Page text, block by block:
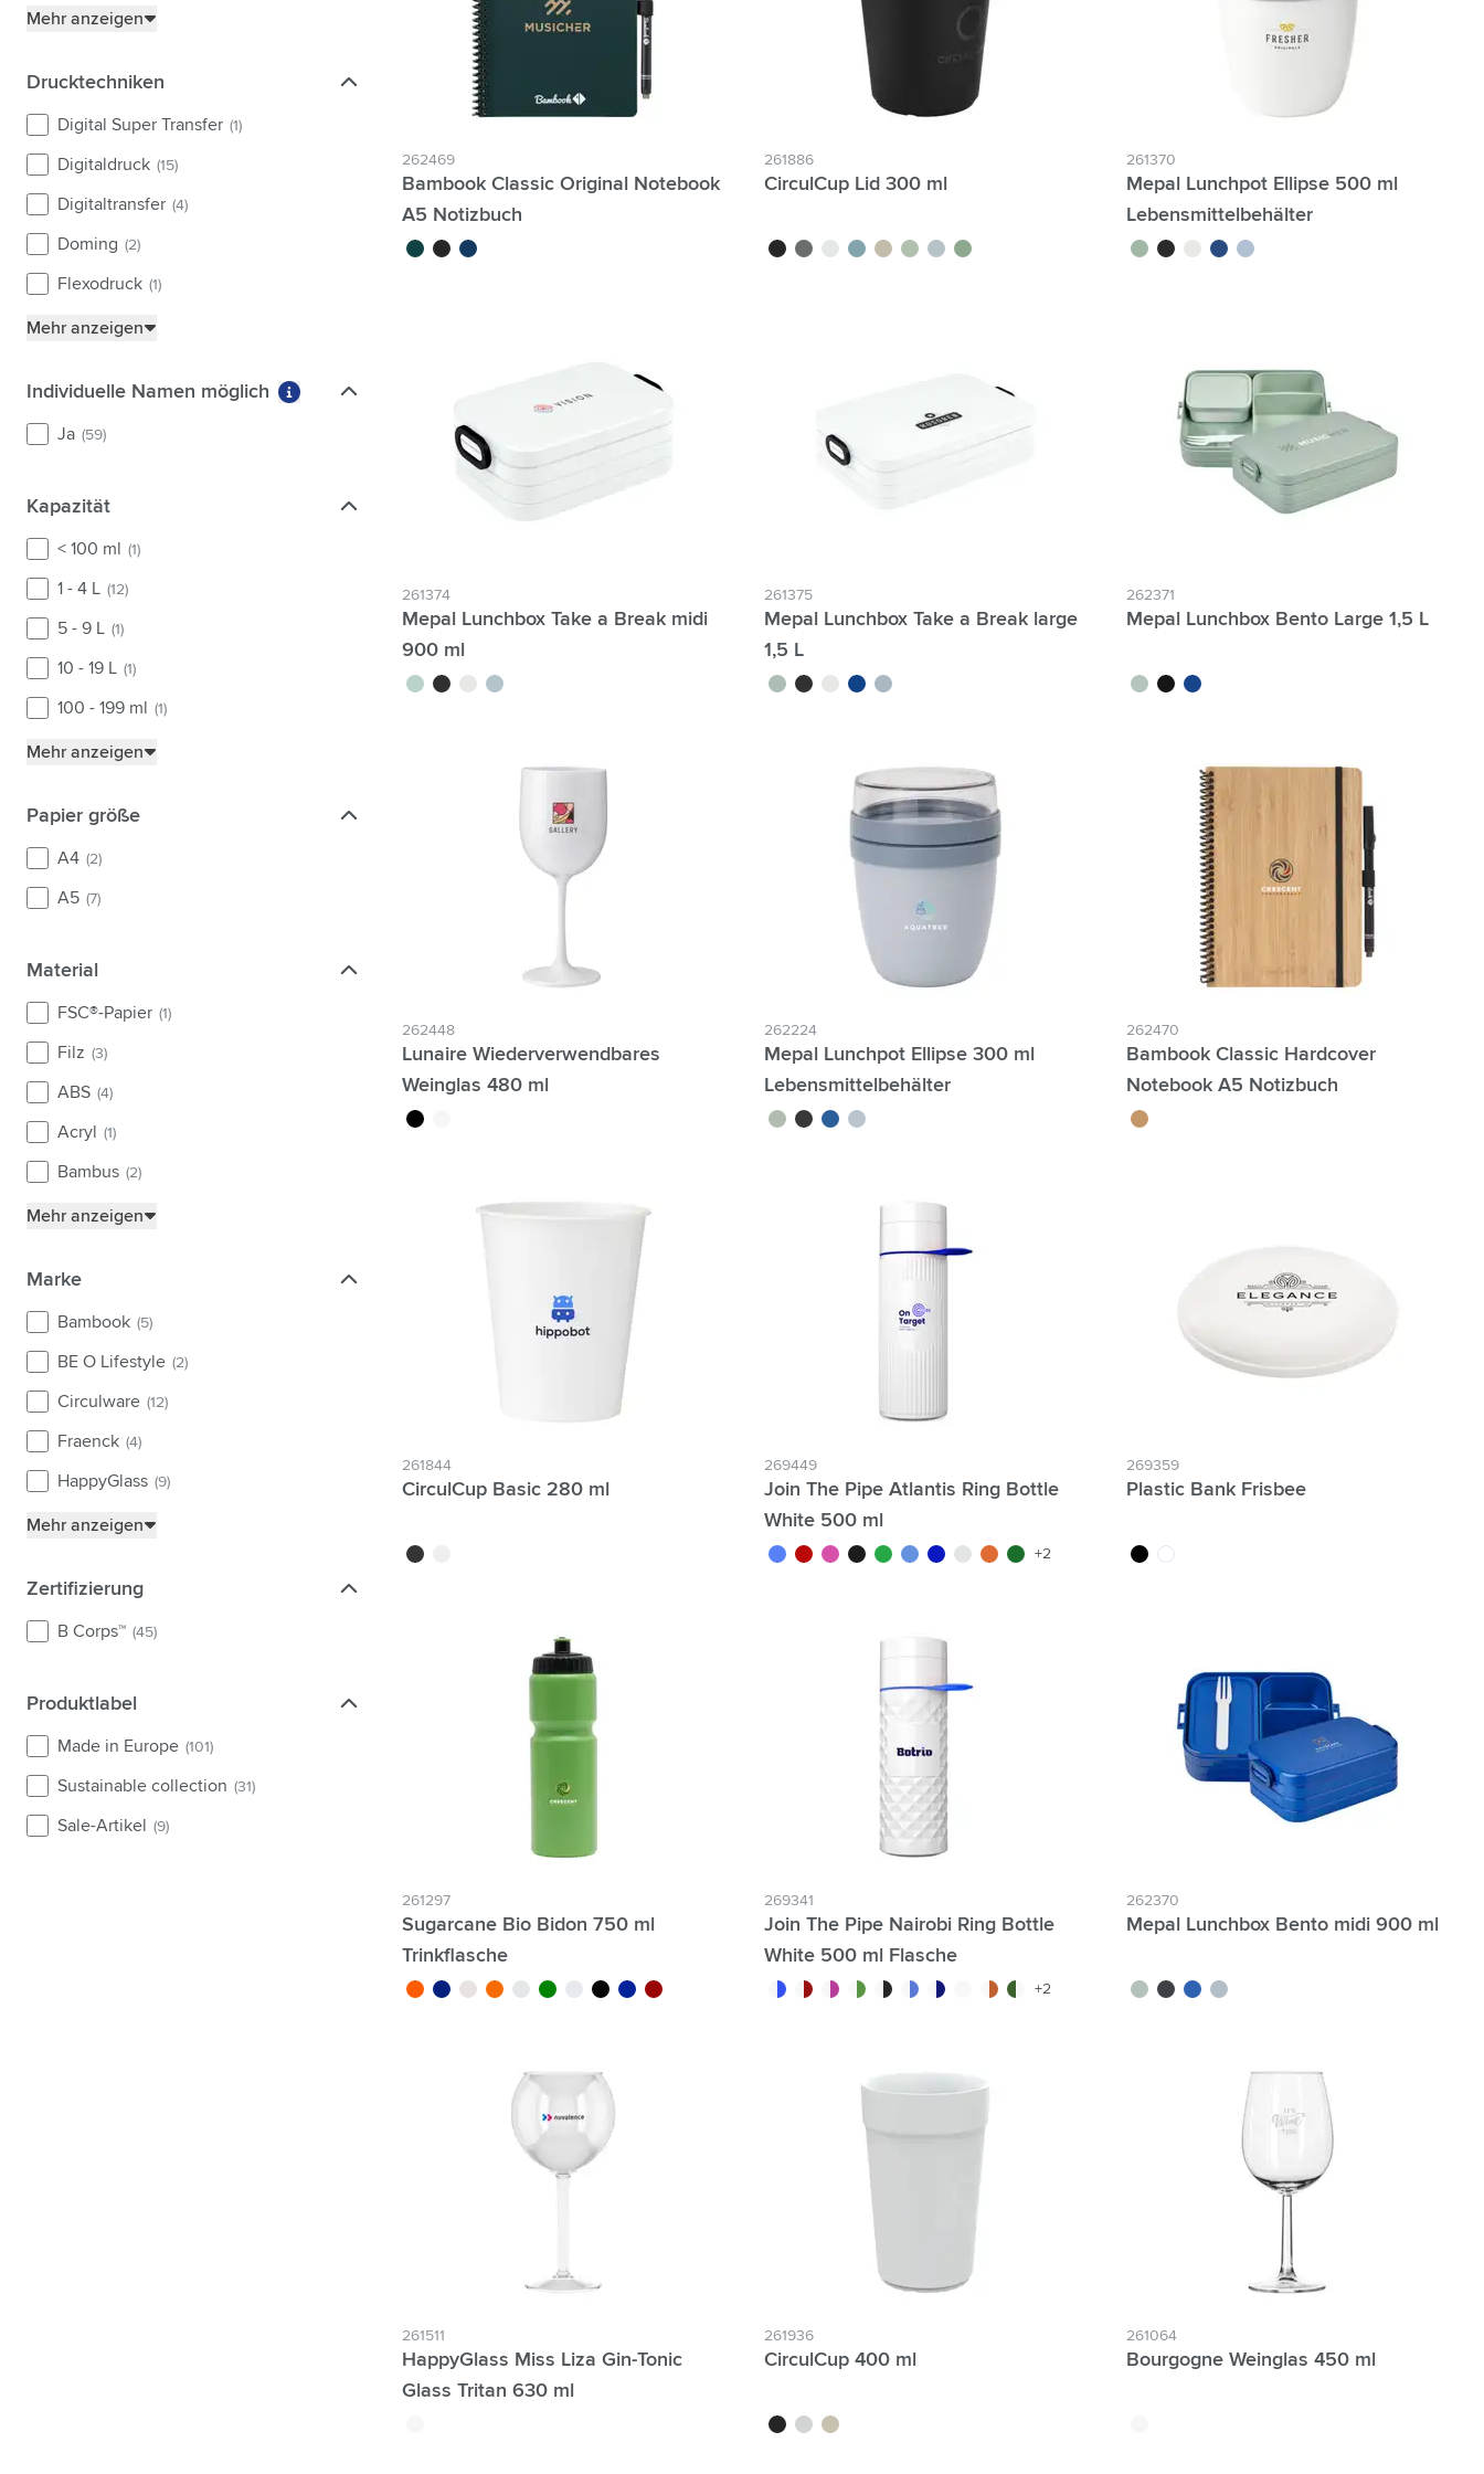
Mehr anzeigen
Drucktechniken
Drucktechniken
Digital Super Transfer (1)
Digitaldruck (15)
Digitaltransfer (4)
Doming (2)
Flexodruck (1)
Mehr anzeigen
Individuelle Namen möglich
Individuelle Namen möglich
Weitere Informationen zum Filter Individuelle Namen möglich:
Ja (59)
Kapazität
Kapazität
< 100 ml (1)
1 - 4 L (12)
5 - 9 L (1)
10 - 19 L (1)
100 - 199 ml (1)
Mehr anzeigen
Papier größe
Papier größe
A4 (2)
A5 (7)
Material
Material
FSC®-Papier (1)
Filz (3)
ABS (4)
Acryl (1)
Bambus (2)
Mehr anzeigen
Marke
Marke
Bambook (5)
BE O Lifestyle (2)
Circulware (12)
Fraenck (4)
HappyGlass (9)
Mehr anzeigen
Zertifizierung
Zertifizierung
B Corps™ (45)
Produktlabel
Produktlabel
Made in Europe (101)
Sustainable collection (31)
Sale-Artikel (9)
262469
Bambook Classic Original Notebook
A5 Notizbuch
vert forêt
noir bleu marine
261886
CirculCup Lid 300 ml
noir gris pierre
blanc cassé
bleu moyen
beigevert clairbleu clairvert moyen
261370
Mepal Lunchpot Ellipse 500 ml
Lebensmittelbehälter
vert tilleul
noir blancbleu bleu nordique
261374
Mepal Lunchbox Take a Break midi
900 ml
vert tilleul
noir blancbleu nordique
261375
Mepal Lunchbox Take a Break large
1,5 L
vert tilleul
noir blancbleu bleu nordique
262371
Mepal Lunchbox Bento Large 1,5 L
vert tilleul
noir bleu
262448
Lunaire Wiederverwendbares
Weinglas 480 ml
noir
262224
Mepal Lunchpot Ellipse 300 ml
Lebensmittelbehälter
vert tilleul
noir bleu bleu nordique
262470
Bambook Classic Hardcover
Notebook A5 Notizbuch
bambou
261844
CirculCup Basic 280 ml
noir
269449
Join The Pipe Atlantis Ring Bottle
White 500 ml
blanc/bleu
blanc/rouge
blanc/rose
blanc/noir
blanc/vert
blanc/bleu clair
blanc/bleu foncé
blanc/blanc
blanc/orange
blanc/vert foncé
+2
269359
Plastic Bank Frisbee
noir blanc
261297
Sugarcane Bio Bidon 750 ml
Trinkflasche
orange/noir
bleu/blanc
translucide
orange/blanc
blanc/noir
vert/noirblanc/blanc
noir/noirbleu/noirrouge/noir
269341
Join The Pipe Nairobi Ring Bottle
White 500 ml Flasche
blanc/bleu
blanc/rouge
blanc/rose
blanc/vertblanc/noirblanc/bleu clair
blanc/bleu foncé
blanc/blanc
blanc/orange
blanc/vert foncé
+2
262370
Mepal Lunchbox Bento midi 900 ml
vert tilleul
noir bleu bleu nordique
261511
HappyGlass Miss Liza Gin-Tonic
Glass Tritan 630 ml
261936
CirculCup 400 ml
noir blanc cassé
beige
261064
Bourgogne Weinglas 450 ml